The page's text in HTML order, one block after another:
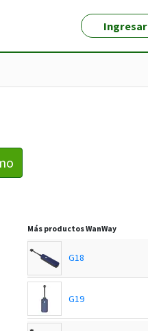
Ingresar
Más productosWanWay
G18
G19